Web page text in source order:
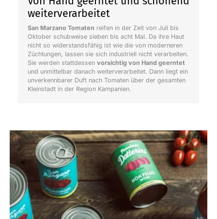
weiterverarbeitet
San Marzano Tomaten reifen in der Zeit von Juli bis
Oktober schubweise sieben bis acht Mal. Da ihre Haut
nicht so widerstandsfähig ist wie die von moderneren
Züchtungen, lassen sie sich industriell nicht verarbeiten.
Sie werden stattdessen vorsichtig von Hand geerntet
und unmittelbar danach weiterverarbeitet. Dann liegt ein
unverkennbarer Duft nach Tomaten über der gesamten
Kleinstadt in der Region Kampanien.